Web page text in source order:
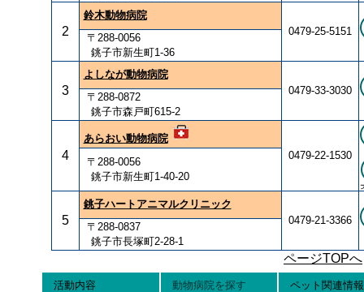
2
鈴木動物病院
0479-25-5151
〒288-0056
銚子市新生町1-36
3
よしなが動物病院
0479-33-3030
〒288-0872
銚子市森戸町615-2
4
あらおい動物病院
0479-22-1530
〒288-0056
銚子市新生町1-40-20
5
銚子ハートアニマルクリニック
0479-21-3366
〒288-0837
銚子市長塚町2-28-1
ページTOPへ
活動内容 動物病院を探す
ペット関連情報